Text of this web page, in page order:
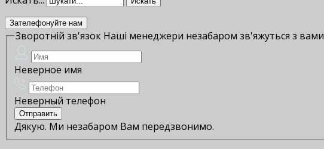
Зателефонуйте нам
Зворотній зв'язок Наші менеджери незабаром зв'яжуться з вами
Неверное имя
Неверный телефон
Дякую. Ми незабаром Вам передзвонимо.